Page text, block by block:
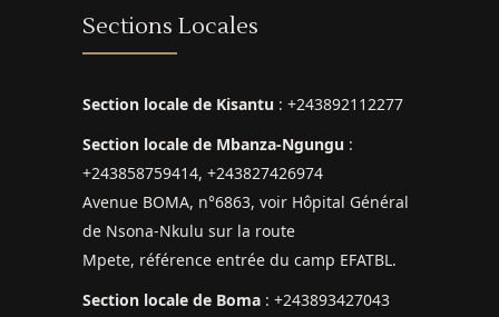
Sections Locales
Section locale de Kisantu : +243892112277
Section locale de Mbanza-Ngungu :
+243858759414, +243827426974
Avenue BOMA, n°6863, voir Hôpital Général
de Nsona-Nkulu sur la route
Mpete, référence entrée du camp EFATBL.
Section locale de Boma : +243893427043